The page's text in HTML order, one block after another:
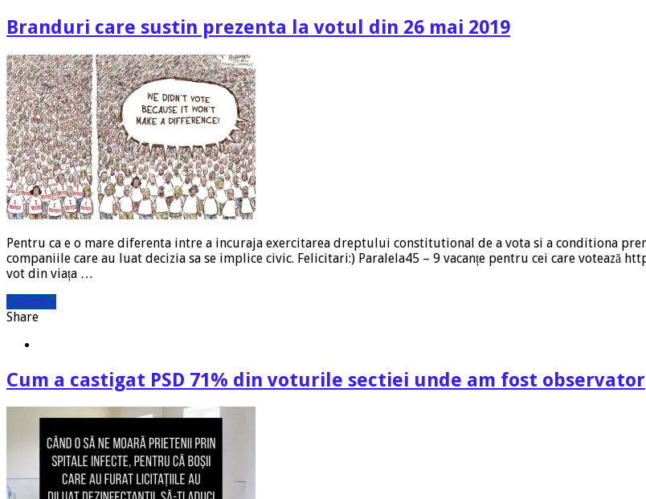
Branduri care sustin prezenta la votul din 26 mai 2019
Pentru ca e o mare diferenta intre a incuraja exercitarea dreptului constitutional de a vota si a conditiona
companiile care au luat decizia sa se implice civic. Felicitari:) Paralela45 – 9 vacanțe pentru cei care
vot din viața …
Citeste »
Share
Cum a castigat PSD 71% din voturile sectiei unde am fost observator